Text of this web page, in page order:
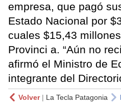
empresa, que pagó
Estado Nacional por
cuales $15,43
Provinci a. “Aún no
afirmó el Ministro de
integrante del
Volver| La Tecla Patagonia